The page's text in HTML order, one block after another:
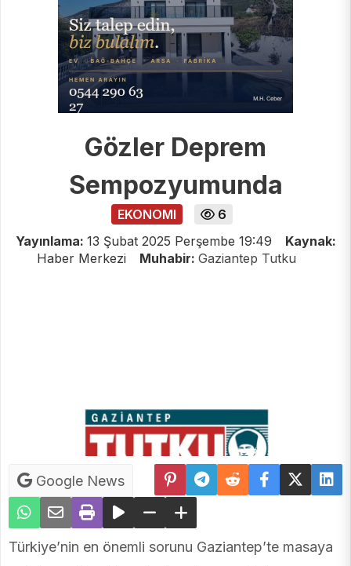
Gözler Deprem
Sempozyumunda
EKONOMI
6
Yayınlama: 13 Şubat 2025 Perşembe 19:49
Kaynak:
Haber Merkezi
Muhabir: Gaziantep Tutku
Google News
Türkiye’nin en önemli sorunu Gaziantep’te masaya